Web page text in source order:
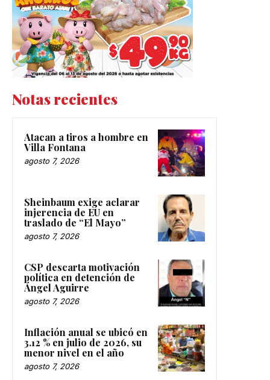
Notas recientes
Atacan a tiros a hombre en
Villa Fontana
agosto 7, 2026
Sheinbaum exige aclarar
injerencia de EU en
traslado de “El Mayo”
agosto 7, 2026
CSP descarta motivación
política en detención de
Ángel Aguirre
agosto 7, 2026
Inflación anual se ubicó en
3.12 % en julio de 2026, su
menor nivel en el año
agosto 7, 2026